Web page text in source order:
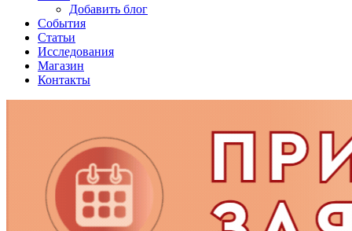
Добавить блог
События
Статьи
Исследования
Магазин
Контакты